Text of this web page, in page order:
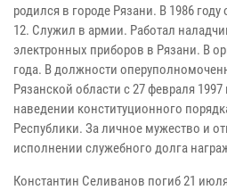
родился в городе Рязани. В 1986
12. Служил в армии. Работал
электронных приборов в Рязани. В
года. В должности
Рязанской области с 27 февраля
наведении конституционного
Республики. За личное мужество и
исполнении служебного долга
Константин Селиванов погиб 21